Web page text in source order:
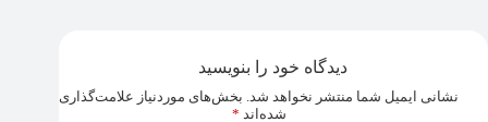
دیدگاه خود را بنویسید
نشانی ایمیل شما منتشر نخواهد شد. بخش‌های موردنیاز علامت‌گذاری
شده‌اند *